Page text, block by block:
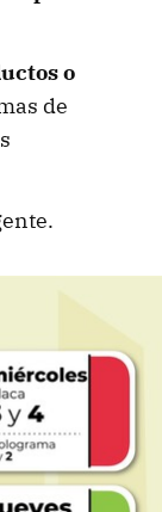
o
de